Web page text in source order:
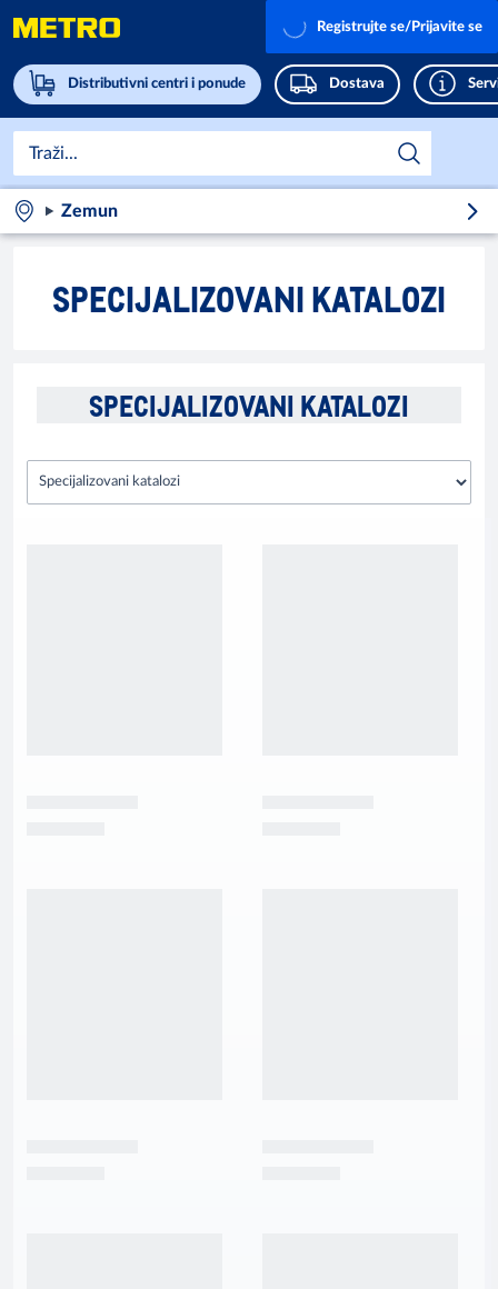
Distributivni centri i ponude Dostava
Registrujte se/Prijavite se
Zemun
SPECIJALIZOVANI KATALOZI
SPECIJALIZOVANI KATALOZI